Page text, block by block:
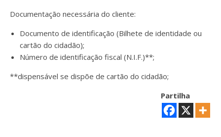
Documentação necessária do cliente:
Documento de identificação (Bilhete de identidade ou
cartão do cidadão);
Número de identificação fiscal (N.I.F.)**;
**dispensável se dispõe de cartão do cidadão;
Partilha